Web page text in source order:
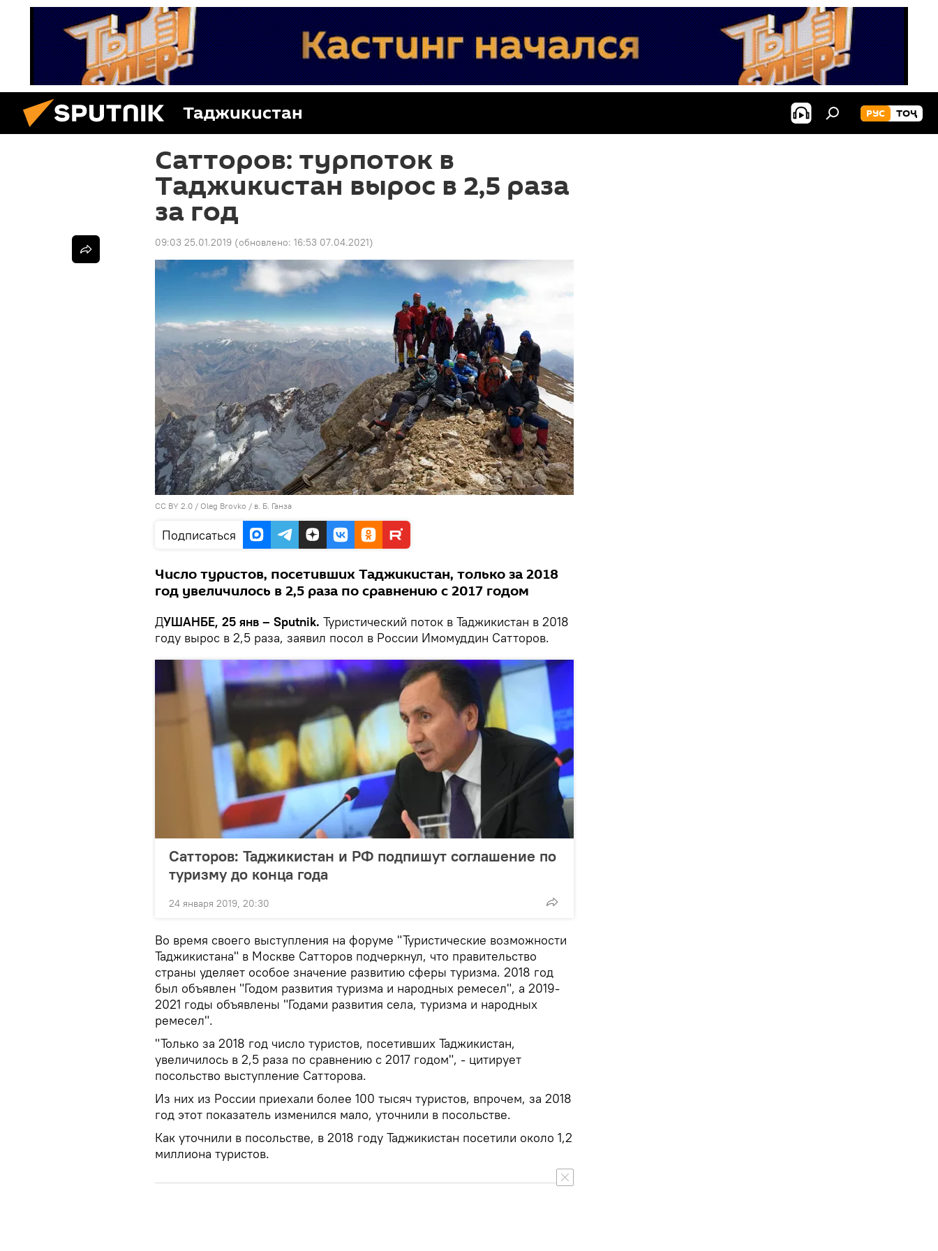
Таджикистан РУС ТОҶ
Сатторов: турпоток в
Таджикистан вырос в 2,5 раза
за год
09:03 25.01.2019 (обновлено: 16:53 07.04.2021)
CC BY 2.0 / Oleg Brovko / в. Б. Ганза
Подписаться
Число туристов, посетивших Таджикистан, только за 2018
год увеличилось в 2,5 раза по сравнению с 2017 годом
ДУШАНБЕ, 25 янв – Sputnik. Туристический поток в Таджикистан в 2018
году вырос в 2,5 раза, заявил посол в России Имомуддин Сатторов.
Сатторов: Таджикистан и РФ подпишут соглашение по
туризму до конца года
24 января 2019, 20:30
Во время своего выступления на форуме "Туристические возможности
Таджикистана" в Москве Сатторов подчеркнул, что правительство
страны уделяет особое значение развитию сферы туризма. 2018 год
был объявлен "Годом развития туризма и народных ремесел", а 2019-
2021 годы объявлены "Годами развития села, туризма и народных
ремесел".
"Только за 2018 год число туристов, посетивших Таджикистан,
увеличилось в 2,5 раза по сравнению с 2017 годом", - цитирует
посольство выступление Сатторова.
Из них из России приехали более 100 тысяч туристов, впрочем, за 2018
год этот показатель изменился мало, уточнили в посольстве.
Как уточнили в посольстве, в 2018 году Таджикистан посетили около 1,2
миллиона туристов.